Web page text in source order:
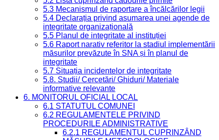
5.3 Mecanismul de raportare a încălcărilor legii
5.4 Declarația privind asumarea unei agende de
integritate organizațională
5.5 Planul de integritate al instituției
5.6 Raport narativ referitor la stadiul implementării
măsurilor prevăzute în SNA și în planul de
integritate
5.7 Situația incidentelor de integritate
5.8. Studii/ Cercetări/ Ghiduri/ Materiale
informative relevante
6. MONITORUL OFICIAL LOCAL
6.1 STATUTUL COMUNEI
6.2 REGULAMENTELE PRIVIND
PROCEDURILE ADMINISTRATIVE
6.2.1 REGULAMENTUL CUPRINZÂND